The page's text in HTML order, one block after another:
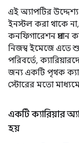
এই অ্যাপটির
ইনস্টল করা থাকে
কনফিগারেশন প্রদান
নিজস্ব ইমেজে এতে
পরিবর্তে,
জন্য একটি পৃথক
স্টোরের মতো
একটি ক্যারিয়ার
হয়